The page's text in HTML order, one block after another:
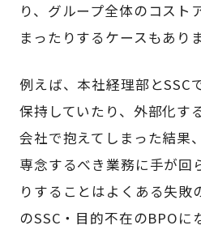
り、グループ全体のコスト
まったりするケースもありま
例えば、本社経理部とSSC
保持していたり、外部化す
会社で抱えてしまった結果
専念するべき業務に手が回
りすることはよくある失敗
のSSC・目的不在のBPOに